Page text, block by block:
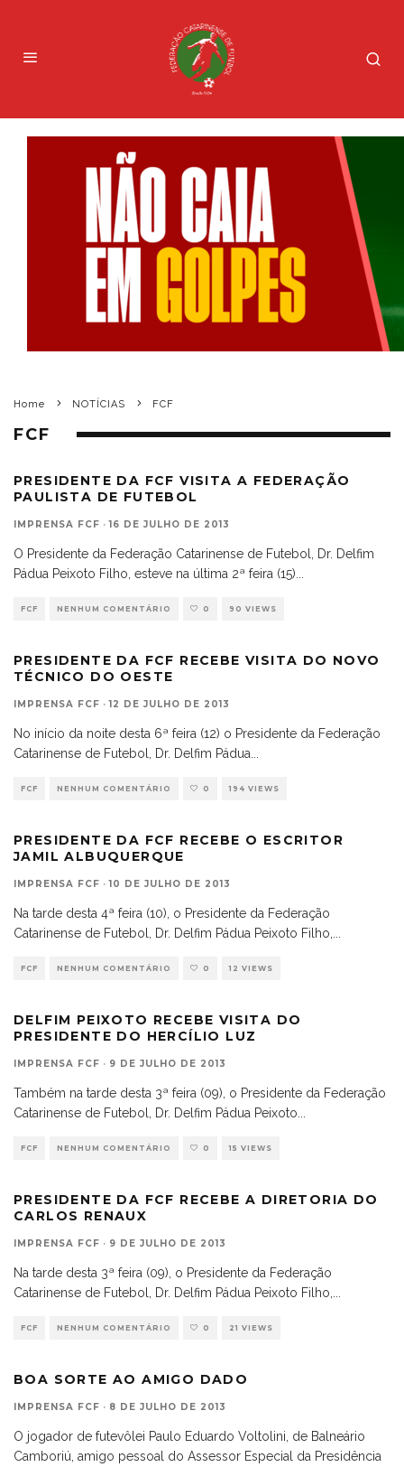
Home NOTÍCIAS FCF
FCF
PRESIDENTE DA FCF VISITA A FEDERAÇÃO
PAULISTA DE FUTEBOL
IMPRENSA FCF · 16 DE JULHO DE 2013
O Presidente da Federação Catarinense de Futebol, Dr. Delfim
Pádua Peixoto Filho, esteve na última 2ª feira (15)
FCF NENHUM COMENTÁRIO 0 90 VIEWS
PRESIDENTE DA FCF RECEBE VISITA DO NOVO
TÉCNICO DO OESTE
IMPRENSA FCF · 12 DE JULHO DE 2013
No início da noite desta 6ª feira (12) o Presidente da Federação
Catarinense de Futebol, Dr. Delfim Pádua
FCF NENHUM COMENTÁRIO 0 194 VIEWS
PRESIDENTE DA FCF RECEBE O ESCRITOR
JAMIL ALBUQUERQUE
IMPRENSA FCF · 10 DE JULHO DE 2013
Na tarde desta 4ª feira (10), o Presidente da Federação
Catarinense de Futebol, Dr. Delfim Pádua Peixoto Filho,
FCF NENHUM COMENTÁRIO 0 12 VIEWS
DELFIM PEIXOTO RECEBE VISITA DO
PRESIDENTE DO HERCÍLIO LUZ
IMPRENSA FCF · 9 DE JULHO DE 2013
Também na tarde desta 3ª feira (09), o Presidente da Federação
Catarinense de Futebol, Dr. Delfim Pádua Peixoto
FCF NENHUM COMENTÁRIO 0 15 VIEWS
PRESIDENTE DA FCF RECEBE A DIRETORIA DO
CARLOS RENAUX
IMPRENSA FCF · 9 DE JULHO DE 2013
Na tarde desta 3ª feira (09), o Presidente da Federação
Catarinense de Futebol, Dr. Delfim Pádua Peixoto Filho,
FCF NENHUM COMENTÁRIO 0 21 VIEWS
BOA SORTE AO AMIGO DADO
IMPRENSA FCF · 8 DE JULHO DE 2013
O jogador de futevôlei Paulo Eduardo Voltolini, de Balneário
Camboriú, amigo pessoal do Assessor Especial da Presidência